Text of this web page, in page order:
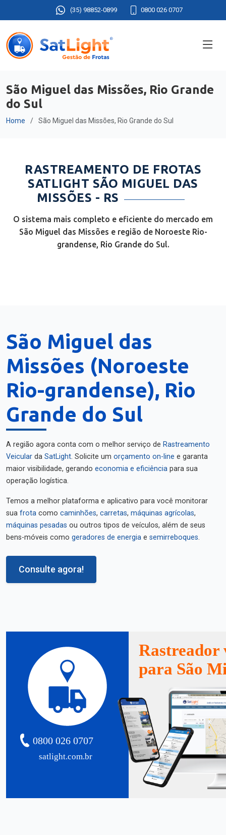
(35) 98852-0899 0800 026 0707
São Miguel das Missões, Rio Grande
do Sul
Home São Miguel das Missões, Rio Grande do Sul
RASTREAMENTO DE FROTAS
SATLIGHT SÃO MIGUEL DAS
MISSÕES - RS
O sistema mais completo e eficiente do mercado em
São Miguel das Missões e região de Noroeste Rio-
grandense, Rio Grande do Sul.
São Miguel das
Missões (Noroeste
Rio-grandense), Rio
Grande do Sul
A região agora conta com o melhor serviço de Rastreamento
Veicular da SatLight. Solicite um orçamento on-line e garanta
maior visibilidade, gerando economia e eficiência para sua
operação logística.
Temos a melhor plataforma e aplicativo para você monitorar
sua frota como caminhões, carretas, máquinas agrícolas,
máquinas pesadas ou outros tipos de veículos, além de seus
bens-móveis como geradores de energia e semirreboques.
Consulte agora!
satlight.com.br
0800 026 0707
Rastreador
para São